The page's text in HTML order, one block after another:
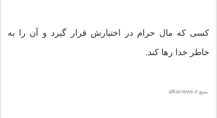
کسی که مال حرام در اختیارش قرار گیرد و آن را به
خاطر خدا رها کند.
منبع:afkarnews.ir